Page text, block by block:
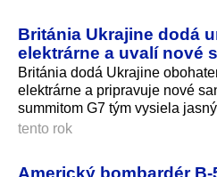
Británia Ukrajine dodá
elektrárne a uvalí nové
Británia dodá Ukrajine
elektrárne a pripravuje nové
summitom G7 tým vysiela
tento rok
Americký bombardér